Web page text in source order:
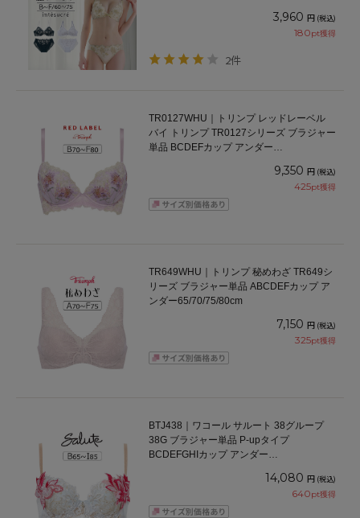
3,960 円 (税込)
180pt獲得
2件
TR0127WHU｜トリンプ レッドレーベル
バイ トリンプ TR0127シリーズ ブラジャー
単品 BCDEFカップ アンダー
9,350 円 (税込)
425pt獲得
TR649WHU｜トリンプ 秘めわざ TR649シ
リーズ ブラジャー単品 ABCDEFカップ ア
ンダー65/70/75/80cm
7,150 円 (税込)
325pt獲得
BTJ438｜ワコール サルート 38グループ
38G ブラジャー単品 P-upタイプ
BCDEFGHIカップ アンダー
14,080 円 (税込)
640pt獲得